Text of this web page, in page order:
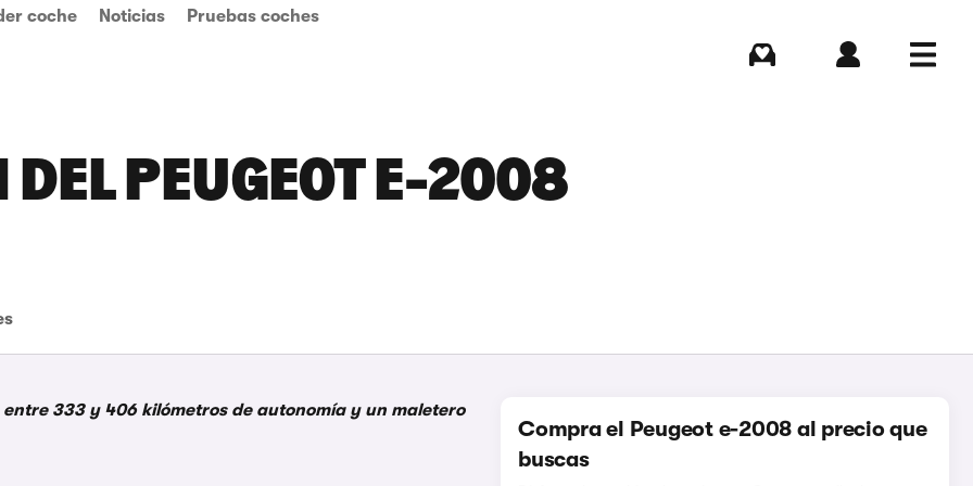
coche Noticias Pruebas coches
DEL PEUGEOT E-2008
333 y 406 kilómetros de autonomía y un maletero
Compra el Peugeot e-2008 al precio que
buscas